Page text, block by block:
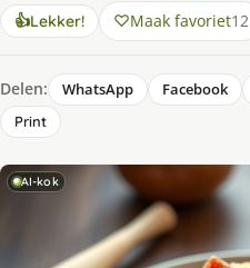
👍Lekker! Maak favoriet12
Delen: WhatsApp Facebook
Print
AI-kok